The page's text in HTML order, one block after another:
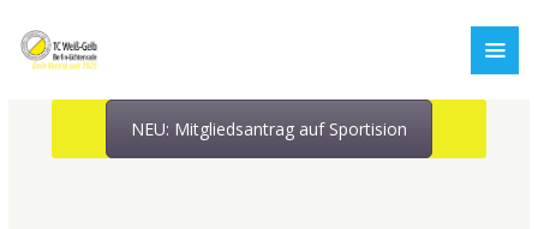
NEU: Mitgliedsantrag auf Sportision